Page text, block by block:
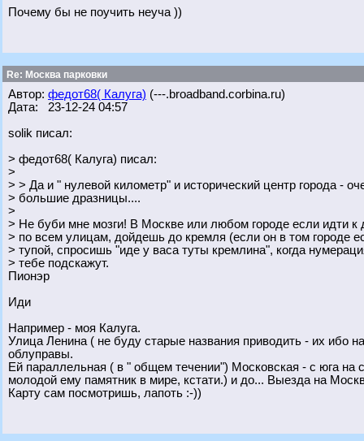
Почему бы не поучить неуча ))
Re: Москва парковки
Автор: федот68( Калуга) (---.broadband.corbina.ru)
Дата: 23-12-24 04:57
solik писал:
> федот68( Калуга) писал:
>
> > Да и " нулевой километр" и исторический центр города -
> большие дразницы....
>
> Не буби мне мозги! В Москве или любом городе если идти
> по всем улицам, дойдешь до кремля (если он в том городе
> тупой, спросишь "иде у васа туты кремлина", когда
> тебе подскажут.
Пионэр
Иди
Например - моя Калуга.
Улица Ленина ( не буду старые названия приводить - их ибо
облуправы.
Ей параллельная ( в " общем течении") Московская - с юга
молодой ему памятник в мире, кстати.) и до... Выезда на
Карту сам посмотришь, лапоть :-))